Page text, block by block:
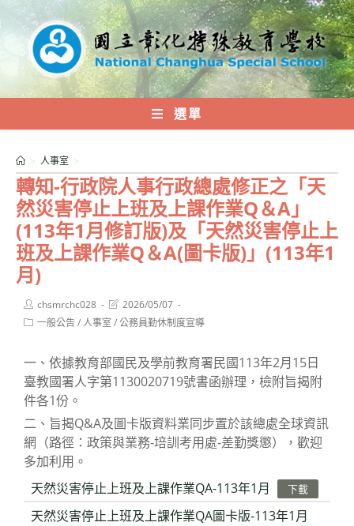
內
選單
轉知-行政院人事行政總處修正之「天
然災害停止上班及上課作業Q＆A」
(113年1月修訂版)及「天然災害停止上
班及上課作業Q＆A(圖卡版)」(113年1
月)
> 人事室 >
Post
author:
chsmrchc028
Post
last
modified:
2026/05/07
Post一般公告/人事室 /公務員勤休制度宣導
一、依據教育部國民及學前教育署民國113年2月15日
臺教國署人字第1130020719號書函辦理，檢附旨揭附
件各1份。
二、旨揭Q&A及圖卡版資料業同步置於該總處全球資訊
網（路徑：政策與業務-培訓考用處-差勤獎懲），歡迎
多加利用。
天然災害停止上班及上課作業QA-113年1月
下載
天然災害停止上班及上課作業QA圖卡版-113年1月